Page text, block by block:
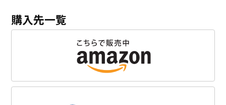
購入先一覧